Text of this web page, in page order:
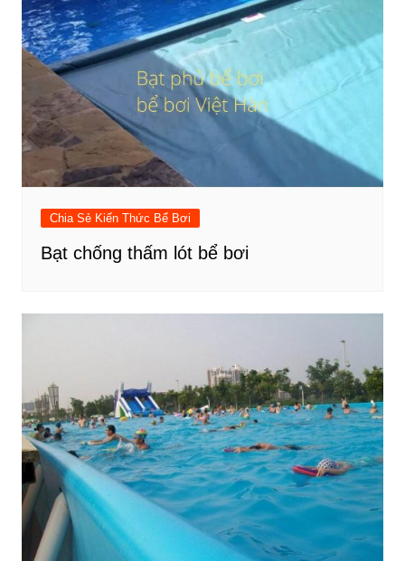
Chia Sẻ Kiến Thức Bể Bơi
Bạt chống thấm lót bể bơi